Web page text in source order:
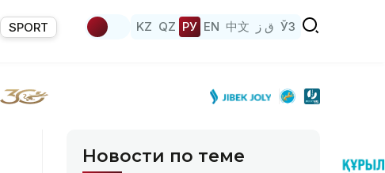
SPORT KZ QZ РУ EN 中文 ق ز ЎЗ
Новости по теме